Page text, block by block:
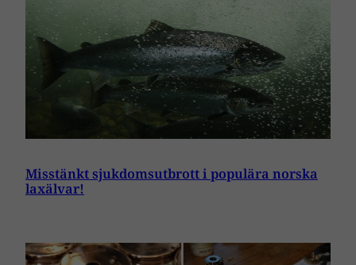
Misstänkt sjukdomsutbrott i populära norska
laxälvar!